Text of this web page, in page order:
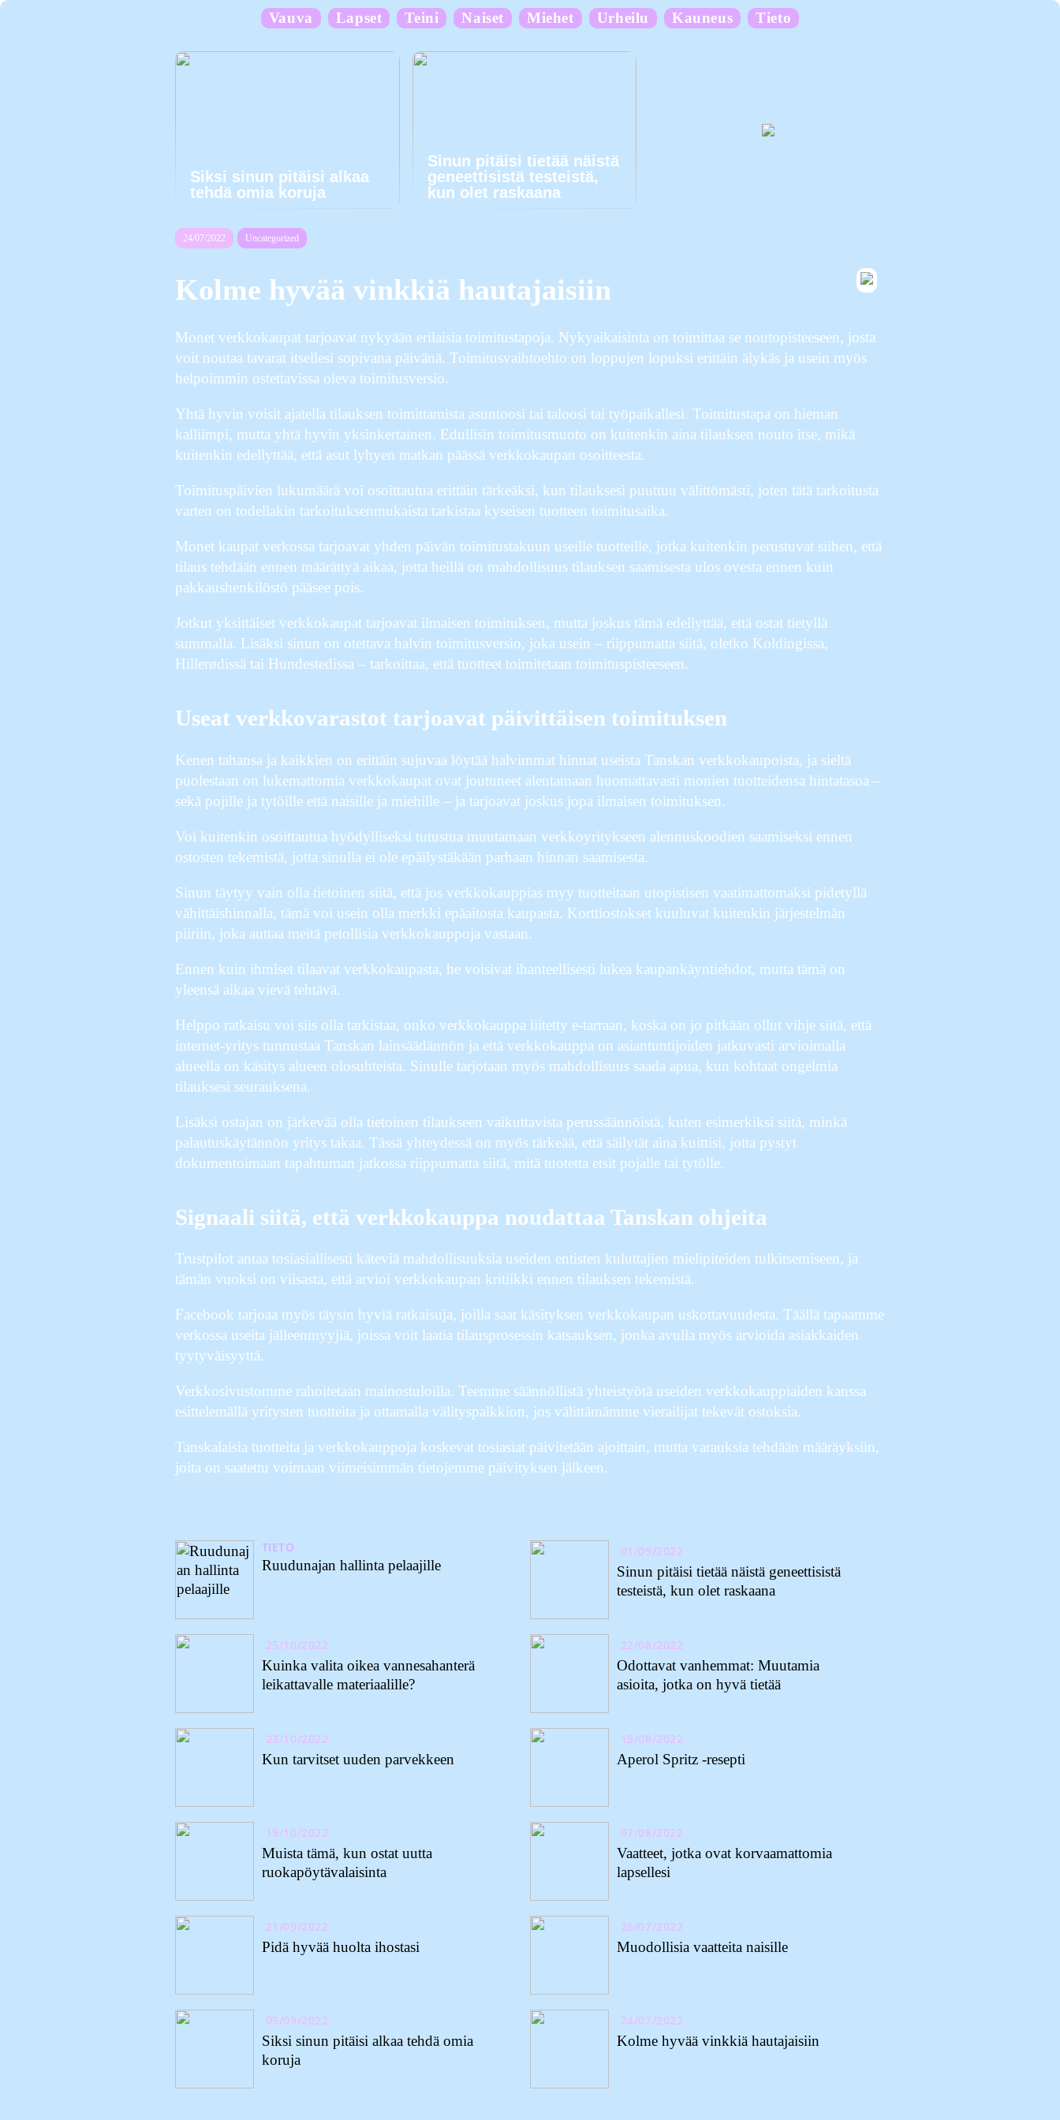
Vauva Lapset Teini Naiset Miehet Urheilu Kauneus Tieto
Siksi sinun pitäisi alkaa
tehdä omia koruja
Sinun pitäisi tietää näistä
geneettisistä testeistä,
kun olet raskaana
24/07/2022 Uncategorized
Kolme hyvää vinkkiä hautajaisiin
Monet verkkokaupat tarjoavat nykyään erilaisia toimitustapoja. Nykyaikaisinta on toimittaa se noutopisteeseen, josta
voit noutaa tavarat itsellesi sopivana päivänä. Toimitusvaihtoehto on loppujen lopuksi erittäin älykäs ja usein myös
helpoimmin ostettavissa oleva toimitusversio.
Yhtä hyvin voisit ajatella tilauksen toimittamista asuntoosi tai taloosi tai työpaikallesi. Toimitustapa on hieman
kalliimpi, mutta yhtä hyvin yksinkertainen. Edullisin toimitusmuoto on kuitenkin aina tilauksen nouto itse, mikä
kuitenkin edellyttää, että asut lyhyen matkan päässä verkkokaupan osoitteesta.
Toimituspäivien lukumäärä voi osoittautua erittäin tärkeäksi, kun tilauksesi puuttuu välittömästi, joten tätä tarkoitusta
varten on todellakin tarkoituksenmukaista tarkistaa kyseisen tuotteen toimitusaika.
Monet kaupat verkossa tarjoavat yhden päivän toimitustakuun useille tuotteille, jotka kuitenkin perustuvat siihen, että
tilaus tehdään ennen määrättyä aikaa, jotta heillä on mahdollisuus tilauksen saamisesta ulos ovesta ennen kuin
pakkaushenkilöstö pääsee pois.
Jotkut yksittäiset verkkokaupat tarjoavat ilmaisen toimituksen, mutta joskus tämä edellyttää, että ostat tietyllä
summalla. Lisäksi sinun on otettava halvin toimitusversio, joka usein – riippumatta siitä, oletko Koldingissa,
Hillerødissä tai Hundestedissa – tarkoittaa, että tuotteet toimitetaan toimituspisteeseen.
Useat verkkovarastot tarjoavat päivittäisen toimituksen
Kenen tahansa ja kaikkien on erittäin sujuvaa löytää halvimmat hinnat useista Tanskan verkkokaupoista, ja sieltä
puolestaan on lukemattomia verkkokaupat ovat joutuneet alentamaan huomattavasti monien tuotteidensa hintatasoa –
sekä pojille ja tytöille että naisille ja miehille – ja tarjoavat joskus jopa ilmaisen toimituksen.
Voi kuitenkin osoittautua hyödylliseksi tutustua muutamaan verkkoyritykseen alennuskoodien saamiseksi ennen
ostosten tekemistä, jotta sinulla ei ole epäilystäkään parhaan hinnan saamisesta.
Sinun täytyy vain olla tietoinen siitä, että jos verkkokauppias myy tuotteitaan utopistisen vaatimattomaksi pidetyllä
vähittäishinnalla, tämä voi usein olla merkki epäaitosta kaupasta. Korttiostokset kuuluvat kuitenkin järjestelmän
piiriin, joka auttaa meitä petollisia verkkokauppoja vastaan.
Ennen kuin ihmiset tilaavat verkkokaupasta, he voisivat ihanteellisesti lukea kaupankäyntiehdot, mutta tämä on
yleensä aikaa vievä tehtävä.
Helppo ratkaisu voi siis olla tarkistaa, onko verkkokauppa liitetty e-tarraan, koska on jo pitkään ollut vihje siitä, että
internet-yritys tunnustaa Tanskan lainsäädännön ja että verkkokauppa on asiantuntijoiden jatkuvasti arvioimalla
alueella on käsitys alueen olosuhteista. Sinulle tarjotaan myös mahdollisuus saada apua, kun kohtaat ongelmia
tilauksesi seurauksena.
Lisäksi ostajan on järkevää olla tietoinen tilaukseen vaikuttavista perussäännöistä, kuten esimerkiksi siitä, minkä
palautuskäytännön yritys takaa. Tässä yhteydessä on myös tärkeää, että säilytät aina kuittisi, jotta pystyt
dokumentoimaan tapahtuman jatkossa riippumatta siitä, mitä tuotetta etsit pojalle tai tytölle.
Signaali siitä, että verkkokauppa noudattaa Tanskan ohjeita
Trustpilot antaa tosiasiallisesti käteviä mahdollisuuksia useiden entisten kuluttajien mielipiteiden tulkitsemiseen, ja
tämän vuoksi on viisasta, että arvioi verkkokaupan kritiikki ennen tilauksen tekemistä.
Facebook tarjoaa myös täysin hyviä ratkaisuja, joilla saat käsityksen verkkokaupan uskottavuudesta. Täällä tapaamme
verkossa useita jälleenmyyjiä, joissa voit laatia tilausprosessin katsauksen, jonka avulla myös arvioida asiakkaiden
tyytyväisyyttä.
Verkkosivustomme rahoitetaan mainostuloilla. Teemme säännöllistä yhteistyötä useiden verkkokauppiaiden kanssa
esittelemällä yritysten tuotteita ja ottamalla välityspalkkion, jos välittämämme vierailijat tekevät ostoksia.
Tanskalaisia tuotteita ja verkkokauppoja koskevat tosiasiat päivitetään ajoittain, mutta varauksia tehdään määräyksiin,
joita on saatettu voimaan viimeisimmän tietojemme päivityksen jälkeen.
TIETO
Ruudunajan hallinta pelaajille
25/10/2022
Kuinka valita oikea vannesahanterä
leikattavalle materiaalille?
23/10/2022
Kun tarvitset uuden parvekkeen
19/10/2022
Muista tämä, kun ostat uutta
ruokapöytävalaisinta
21/09/2022
Pidä hyvää huolta ihostasi
05/09/2022
Siksi sinun pitäisi alkaa tehdä omia
koruja
01/09/2022
Sinun pitäisi tietää näistä geneettisistä
testeistä, kun olet raskaana
22/08/2022
Odottavat vanhemmat: Muutamia
asioita, jotka on hyvä tietää
15/08/2022
Aperol Spritz -resepti
07/08/2022
Vaatteet, jotka ovat korvaamattomia
lapsellesi
26/07/2022
Muodollisia vaatteita naisille
24/07/2022
Kolme hyvää vinkkiä hautajaisiin